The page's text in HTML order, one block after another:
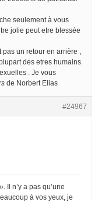
seulement à vous
jolie peut etre blessée
un retour en arrière ,
des etres humains
. Je vous
de Norbert Elias
#24967
Il n’y a pas qu’une
à vos yeux, je